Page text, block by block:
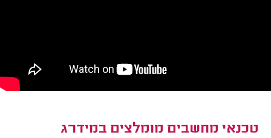
טכנאי מחשבים מומלצים במידרג